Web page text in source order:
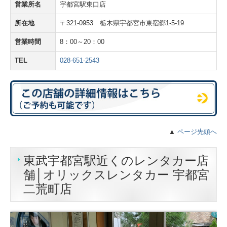
営業所名 宇都宮駅東口店
所在地 〒321-0953 栃木県宇都宮市東宿郷1-5-19
営業時間 8：00～20：00
TEL 028-651-2543
▲ ページ先頭へ
東武宇都宮駅近くのレンタカー店
舗│オリックスレンタカー 宇都宮
二荒町店